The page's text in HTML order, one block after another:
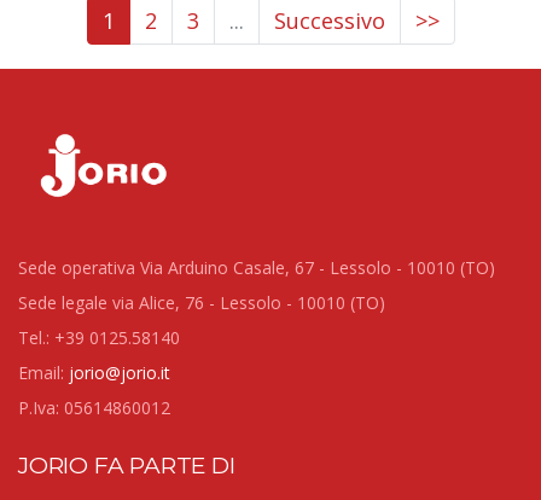
1
2 3 ... Successivo >>
Sede operativa Via Arduino Casale, 67 - Lessolo - 10010 (TO)
Sede legale via Alice, 76 - Lessolo - 10010 (TO)
Tel.: +39 0125.58140
Email: jorio@jorio.it
P.Iva: 05614860012
JORIO FA PARTE DI